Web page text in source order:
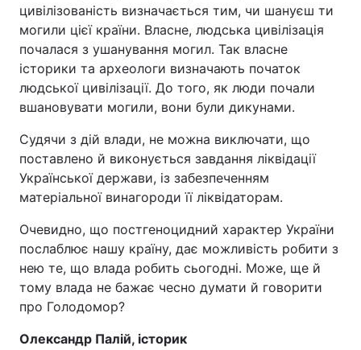
цивілізованість визначається тим, чи шануєш ти
могили цієї країни. Власне, людська цивілізація
почалася з ушанування могил. Так власне
історики та археологи визначають початок
людської цивілізації. До того, як люди почали
вшановувати могили, вони були дикунами.
Судячи з дій влади, не можна виключати, що
поставлено й виконується завдання ліквідації
Української держави, із забезпеченням
матеріальної винагороди її ліквідаторам.
Очевидно, що постгеноцидний характер України
послаблює нашу країну, дає можливість робити з
нею те, що влада робить сьогодні. Може, ще й
тому влада не бажає чесно думати й говорити
про Голодомор?
Олександр Палій, історик